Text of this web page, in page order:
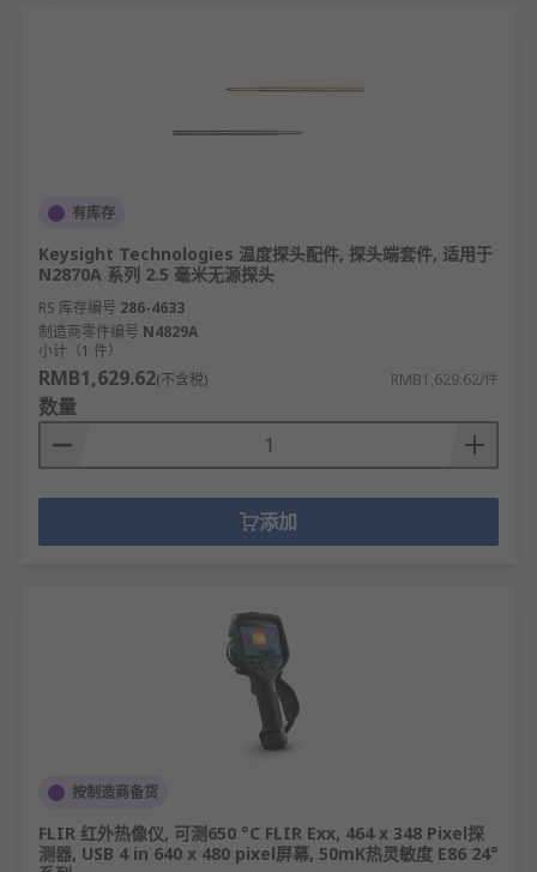
有库存
Keysight Technologies 温度探头配件, 探头端套件, 适用于
N2870A 系列 2.5 毫米无源探头
RS 库存编号 286-4633
制造商零件编号 N4829A
小计（1 件）
RMB1,629.62(不含税) RMB1,629.62/件
数量
添加
按制造商备货
FLIR 红外热像仪, 可测650 °C FLIR Exx, 464 x 348 Pixel探
测器, USB 4 in 640 x 480 pixel屏幕, 50mK热灵敏度 E86 24°